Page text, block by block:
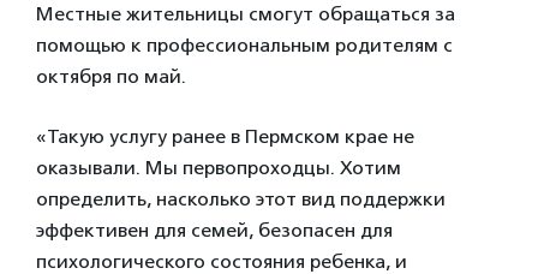
Местные жительницы смогут обращаться за
помощью к профессиональным родителям с
октября по май.
«Такую услугу ранее в Пермском крае не
оказывали. Мы первопроходцы. Хотим
определить, насколько этот вид поддержки
эффективен для семей, безопасен для
психологического состояния ребенка, и